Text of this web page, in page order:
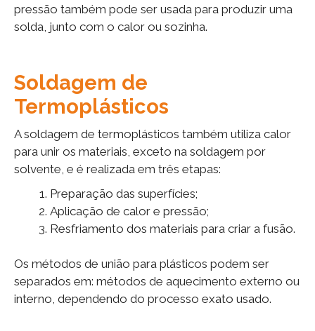
pressão também pode ser usada para produzir uma
solda, junto com o calor ou sozinha.
Soldagem de
Termoplásticos
A soldagem de termoplásticos também utiliza calor
para unir os materiais, exceto na soldagem por
solvente, e é realizada em três etapas:
Preparação das superfícies;
Aplicação de calor e pressão;
Resfriamento dos materiais para criar a fusão.
Os métodos de união para plásticos podem ser
separados em: métodos de aquecimento externo ou
interno, dependendo do processo exato usado.